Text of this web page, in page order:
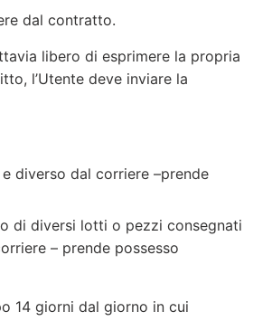
dal contratto.
libero di esprimere la propria
l’Utente deve inviare la
diverso dal corriere –prende
di diversi lotti o pezzi consegnati
– prende possesso
14 giorni dal giorno in cui